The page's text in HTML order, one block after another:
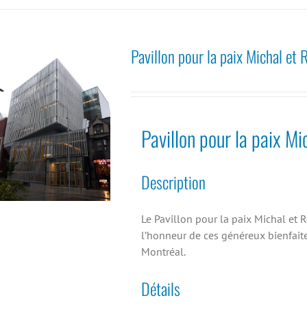
Pavillon pour la paix Michal et
Pavillon pour la paix
Description
Le Pavillon pour la paix Michal et
l’honneur de ces généreux
Montréal.
Détails